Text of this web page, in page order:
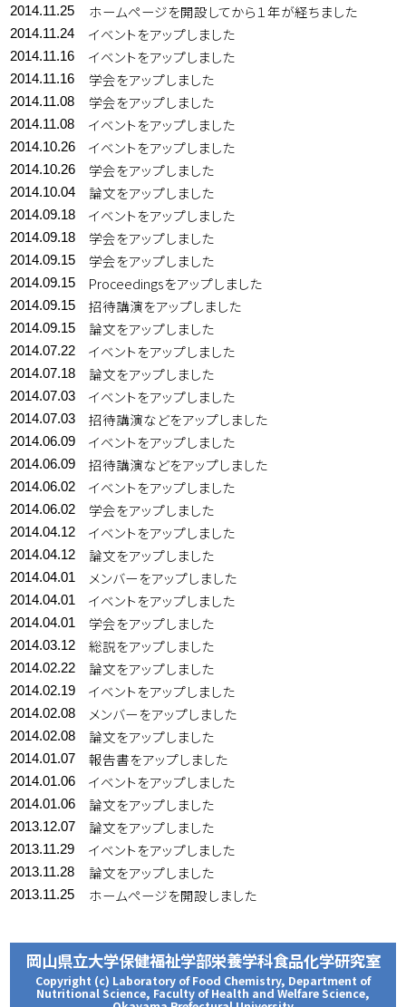
2014.11.25 ホームページを開設してから１年が経ちました
2014.11.24 イベントをアップしました
2014.11.16 イベントをアップしました
2014.11.16 学会をアップしました
2014.11.08 学会をアップしました
2014.11.08 イベントをアップしました
2014.10.26 イベントをアップしました
2014.10.26 学会をアップしました
2014.10.04 論文をアップしました
2014.09.18 イベントをアップしました
2014.09.18 学会をアップしました
2014.09.15 学会をアップしました
2014.09.15 Proceedingsをアップしました
2014.09.15 招待講演をアップしました
2014.09.15 論文をアップしました
2014.07.22 イベントをアップしました
2014.07.18 論文をアップしました
2014.07.03 イベントをアップしました
2014.07.03 招待講演などをアップしました
2014.06.09 イベントをアップしました
2014.06.09 招待講演などをアップしました
2014.06.02 イベントをアップしました
2014.06.02 学会をアップしました
2014.04.12 イベントをアップしました
2014.04.12 論文をアップしました
2014.04.01 メンバーをアップしました
2014.04.01 イベントをアップしました
2014.04.01 学会をアップしました
2014.03.12 総説をアップしました
2014.02.22 論文をアップしました
2014.02.19 イベントをアップしました
2014.02.08 メンバーをアップしました
2014.02.08 論文をアップしました
2014.01.07 報告書をアップしました
2014.01.06 イベントをアップしました
2014.01.06 論文をアップしました
2013.12.07 論文をアップしました
2013.11.29 イベントをアップしました
2013.11.28 論文をアップしました
2013.11.25 ホームページを開設しました
岡山県立大学保健福祉学部栄養学科食品化学研究室
Copyright (c) Laboratory of Food Chemistry, Department of
Nutritional Science, Faculty of Health and Welfare Science,